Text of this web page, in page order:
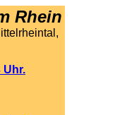
Rhein
Uhr.